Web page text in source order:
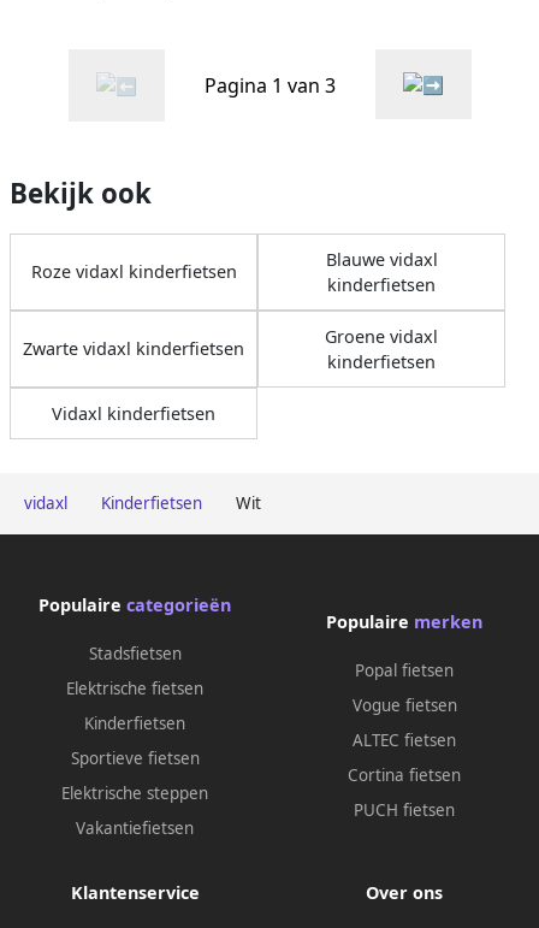
vidaxl Kinderfietsen Wit
Pagina 1 van 3
Bekijk ook
Roze vidaxl kinderfietsen
Blauwe vidaxl
kinderfietsen
Zwarte vidaxl kinderfietsen
Groene vidaxl
kinderfietsen
Vidaxl kinderfietsen
Populaire categorieën
Stadsfietsen
Elektrische fietsen
Kinderfietsen
Sportieve fietsen
Elektrische steppen
Vakantiefietsen
Populaire merken
Popal fietsen
Vogue fietsen
ALTEC fietsen
Cortina fietsen
PUCH fietsen
Klantenservice Over ons